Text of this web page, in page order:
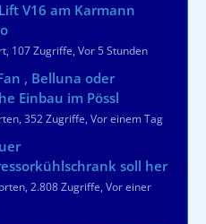
V16 am Karmann
107 Zugriffe, Vor 5 Stunden
, Belluna oder
Einbau im Pössl
352 Zugriffe, Vor einem Tag
soll her
2.808 Zugriffe, Vor einer